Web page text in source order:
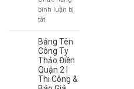
Đại,
Thi
Theo
Yêu
Cầu
bình luận bị
tắtở
Tên
Công
Ty
Thảo
Điền
Bảng Tên
Công Ty
Thảo Điền
Quận 2 |
Thi Công &